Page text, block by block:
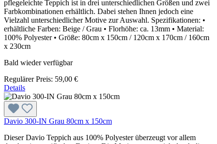
pflegeleichte Teppich ist in drei unterschiedlichen Größen und zwei
Farbkombinationen erhältlich. Dabei stehen Ihnen jedoch eine
Vielzahl unterschiedlicher Motive zur Auswahl. Spezifikationen: •
erhältliche Farben: Beige / Grau • Florhöhe: ca. 13mm • Material:
100% Polyester • Größe: 80cm x 150cm / 120cm x 170cm / 160cm
x 230cm
Bald wieder verfügbar
Regulärer Preis: 59,00 €
Details
Davio 300-IN Grau 80cm x 150cm
Dieser Davio Teppich aus 100% Polyester überzeugt vor allem